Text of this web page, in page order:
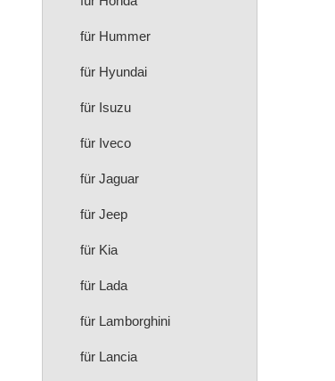
für Hummer
für Hyundai
für Isuzu
für Iveco
für Jaguar
für Jeep
für Kia
für Lada
für Lamborghini
für Lancia